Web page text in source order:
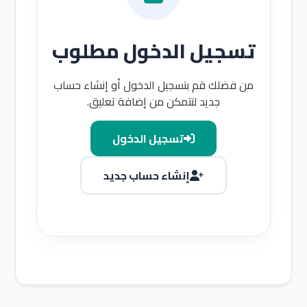
تسجيل الدخول مطلوب
من فضلك قم بتسجيل الدخول أو إنشاء حساب
جديد لتتمكن من إضافة تعليق.
تسجيل الدخول
إنشاء حساب جديد